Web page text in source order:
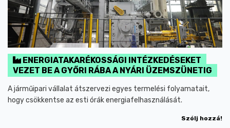
ENERGIATAKARÉKOSSÁGI INTÉZKEDÉSEKET
VEZET BE A GYŐRI RÁBA A NYÁRI ÜZEMSZÜNETIG
A járműipari vállalat átszervezi egyes termelési folyamatait,
hogy csökkentse az esti órák energiafelhasználását.
Szólj hozzá!